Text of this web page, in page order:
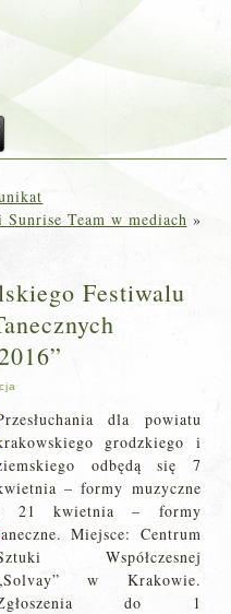
Sunrise Team w mediach »
Festiwalu
dla powiatu
grodzkiego i
odbędą się 7
– formy muzyczne
21 kwietnia – formy
Miejsce: Centrum
Współczesnej
w Krakowie.
do 1